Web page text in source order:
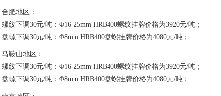
合肥地区：
螺纹下调30元/吨：Φ16-25mm HRB400螺纹挂牌价格为3920元/吨；
盘螺下调30元/吨：Φ8mm HRB400盘螺挂牌价格为4080元/吨；
马鞍山地区：
螺纹下调30元/吨：Φ16-25mm HRB400螺纹挂牌价格为3920元/吨；
盘螺下调30元/吨：Φ8mm HRB400盘螺挂牌价格为4080元/吨；